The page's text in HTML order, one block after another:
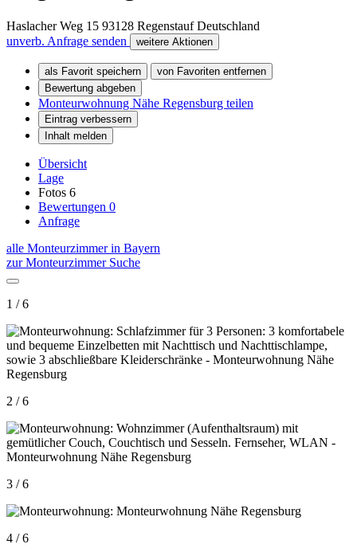
Haslacher Weg 15 93128 RegenstaufDeutschland
unverb. Anfrage senden
weitere Aktionen
als Favorit speichern
von Favoriten entfernen
Bewertung abgeben
Monteurwohnung Nähe Regensburg teilen
Eintrag verbessern
Inhalt melden
Übersicht
Lage
Fotos 6
Bewertungen 0
Anfrage
alle Monteurzimmer in Bayern
zur Monteurzimmer Suche
1 / 6
2 / 6
3 / 6
4 / 6